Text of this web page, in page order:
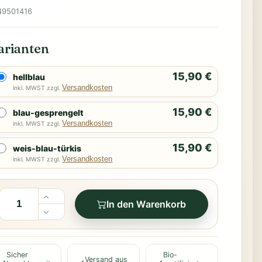
hellblau 15,90 €
inkl. MWST zzgl. Versandkosten
blau-gesprengelt 15,90 €
inkl. MWST zzgl. Versandkosten
weis-blau-türkis 15,90 €
inkl. MWST zzgl. Versandkosten
In den Warenkorb
Sicher
Versand aus
Bio-